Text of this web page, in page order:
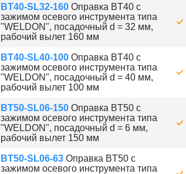
BT40-SL32-160 Оправка BT40 с
зажимом осевого инструмента типа
"WELDON", посадочный d = 32 мм,
рабочий вылет 160 мм
BT40-SL40-100 Оправка BT40 с
зажимом осевого инструмента типа
"WELDON", посадочный d = 40 мм,
рабочий вылет 100 мм
BT50-SL06-150 Оправка BT50 с
зажимом осевого инструмента типа
"WELDON", посадочный d = 6 мм,
рабочий вылет 150 мм
BT50-SL06-63 Оправка BT50 с
зажимом осевого инструмента типа